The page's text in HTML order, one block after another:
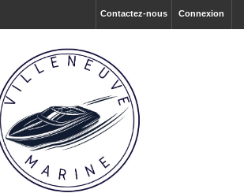
Connexion
Contactez-nous